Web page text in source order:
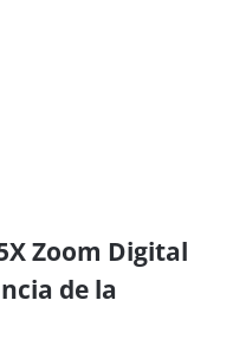
Zoom Digital
de la